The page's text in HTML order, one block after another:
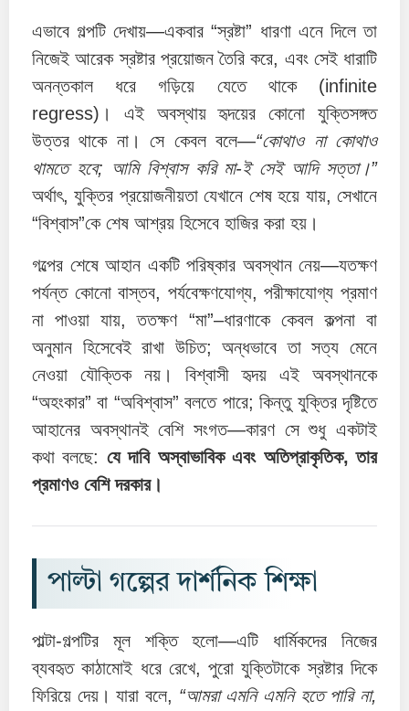
এভাবে গল্পটি দেখায়—একবার “স্রষ্টা” ধারণা এনে দিলে তা
নিজেই আরেক স্রষ্টার প্রয়োজন তৈরি করে, এবং সেই ধারাটি
অনন্তকাল ধরে গড়িয়ে যেতে থাকে (infinite
regress)। এই অবস্থায় হৃদয়ের কোনো যুক্তিসঙ্গত
উত্তর থাকে না। সে কেবল বলে—“কোথাও না কোথাও
থামতে হবে; আমি বিশ্বাস করি মা-ই সেই আদি সত্তা।”
অর্থাৎ, যুক্তির প্রয়োজনীয়তা যেখানে শেষ হয়ে যায়, সেখানে
“বিশ্বাস”কে শেষ আশ্রয় হিসেবে হাজির করা হয়।
গল্পের শেষে আহান একটি পরিষ্কার অবস্থান নেয়—যতক্ষণ
পর্যন্ত কোনো বাস্তব, পর্যবেক্ষণযোগ্য, পরীক্ষাযোগ্য প্রমাণ
না পাওয়া যায়, ততক্ষণ “মা”–ধারণাকে কেবল কল্পনা বা
অনুমান হিসেবেই রাখা উচিত; অন্ধভাবে তা সত্য মেনে
নেওয়া যৌক্তিক নয়। বিশ্বাসী হৃদয় এই অবস্থানকে
“অহংকার” বা “অবিশ্বাস” বলতে পারে; কিন্তু যুক্তির দৃষ্টিতে
আহানের অবস্থানই বেশি সংগত—কারণ সে শুধু একটাই
কথা বলছে: যে দাবি অস্বাভাবিক এবং অতিপ্রাকৃতিক, তার
প্রমাণও বেশি দরকার।
পাল্টা গল্পের দার্শনিক শিক্ষা
পাল্টা-গল্পটির মূল শক্তি হলো—এটি ধার্মিকদের নিজের
ব্যবহৃত কাঠামোই ধরে রেখে, পুরো যুক্তিটাকে স্রষ্টার দিকে
ফিরিয়ে দেয়। যারা বলে, “আমরা এমনি এমনি হতে পারি না,